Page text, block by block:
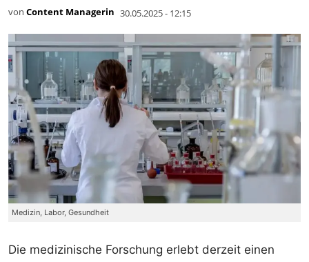
von Content Managerin 30.05.2025 - 12:15
Medizin, Labor, Gesundheit
Die medizinische Forschung erlebt derzeit einen